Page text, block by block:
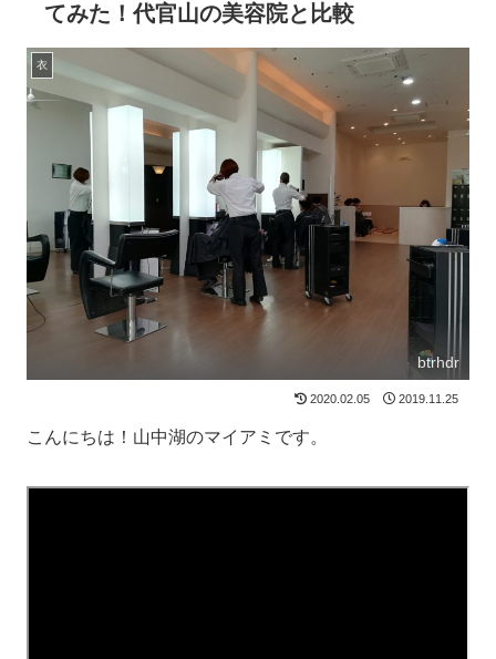
てみた！代官山の美容院と比較
衣
btrhdr
2020.02.05 2019.11.25
こんにちは！山中湖のマイアミです。